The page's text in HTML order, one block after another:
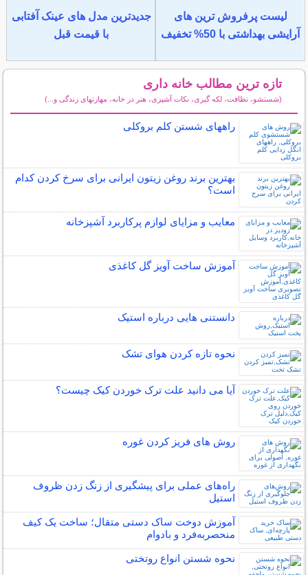
لیست پرفروش ترین های
آرایشی بهداشتی با 50% تخفیف
جدیدترین مدل های عینک آفتابی
با قیمت قبل
تازه ترین مطالب خانه داری
(شستشو، نظافت، لکه گیری، نکات آشپزی، هنر در خانه، مهارتهای زندگی و...)
راههای شستن کلم بروکلی
بهترین برند روغن زیتون ایرانی برای سرخ کردن کدام
است؟
معایب و مزایای لوازم پرکاربرد آشپزخانه
آموزش ساخت آویز گل کاغذی
دانستنی هایی درباره استیک
نحوه تازه کردن هوای تشک
آیا می دانید علت ترک خوردن کیک چیست؟
روش های فریز کردن غوره
راه‌های عملی برای پیشگیری از زنگ زدن ظروف
استیل
آموزش دوخت ساک دستی متقال؛ ساخت یک کیف
منحصربه‌فرد و بادوام
نحوه شستن انواع روتختی